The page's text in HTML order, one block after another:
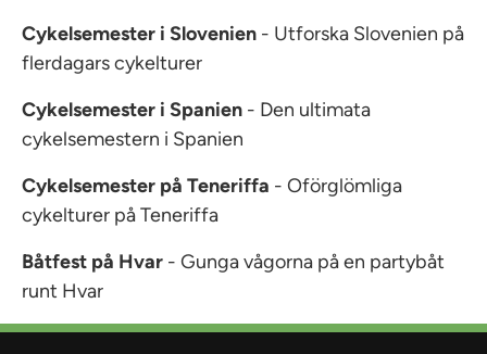
Cykelsemester i Slovenien - Utforska Slovenien på
flerdagars cykelturer
Cykelsemester i Spanien - Den ultimata
cykelsemestern i Spanien
Cykelsemester på Teneriffa - Oförglömliga
cykelturer på Teneriffa
Båtfest på Hvar - Gunga vågorna på en partybåt
runt Hvar